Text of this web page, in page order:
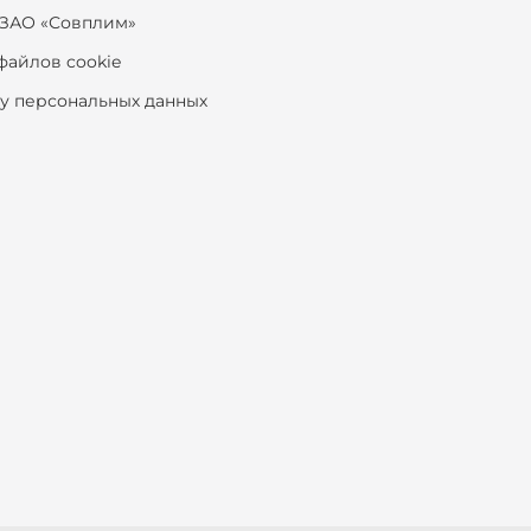
«Совплим»
cookie
персональных данных